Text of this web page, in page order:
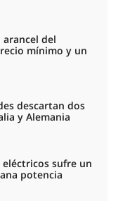
arancel del
mínimo y un
descartan dos
y Alemania
eléctricos sufre un
potencia